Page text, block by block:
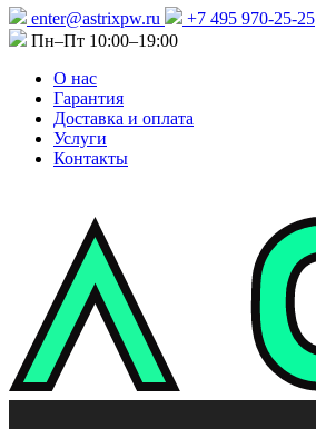
enter@astrixpw.ru
+7 495 970-25-25
Пн–Пт 10:00–19:00
О нас
Гарантия
Доставка и оплата
Услуги
Контакты